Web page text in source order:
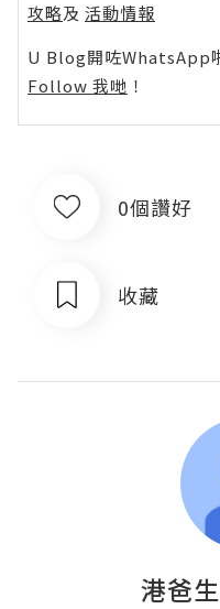
攻略及 活動情報
U Blog開咗WhatsApp
Follow 我哋 ！
0個讚好
收藏
港爸